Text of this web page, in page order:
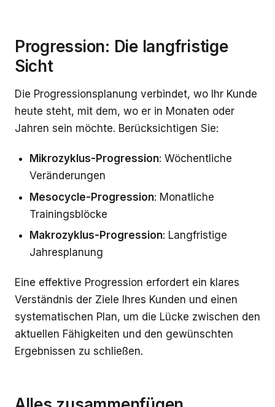
Progression: Die langfristige
Sicht
Die Progressionsplanung verbindet, wo Ihr Kunde
heute steht, mit dem, wo er in Monaten oder
Jahren sein möchte. Berücksichtigen Sie:
Mikrozyklus-Progression: Wöchentliche
Veränderungen
Mesocycle-Progression: Monatliche
Trainingsblöcke
Makrozyklus-Progression: Langfristige
Jahresplanung
Eine effektive Progression erfordert ein klares
Verständnis der Ziele Ihres Kunden und einen
systematischen Plan, um die Lücke zwischen den
aktuellen Fähigkeiten und den gewünschten
Ergebnissen zu schließen.